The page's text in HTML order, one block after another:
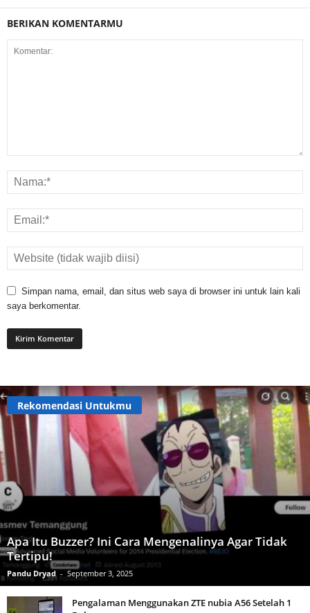
BERIKAN KOMENTARMU
Simpan nama, email, dan situs web saya di browser ini untuk lain kali
saya berkomentar.
Rekomendasi Untukmu
Apa Itu Buzzer? Ini Cara Mengenalinya Agar Tidak
Tertipu!
Pandu Dryad - September 3, 2025
Pengalaman Menggunakan ZTE nubia A56 Setelah 1